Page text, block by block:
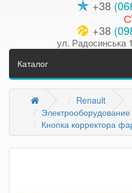
+38
+38
ул. Радосинська
Каталог
Renault
Электрооборудование
Кнопка корректора